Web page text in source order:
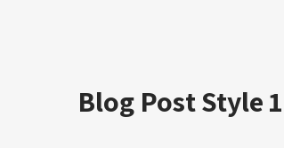
Blog Post Style 1